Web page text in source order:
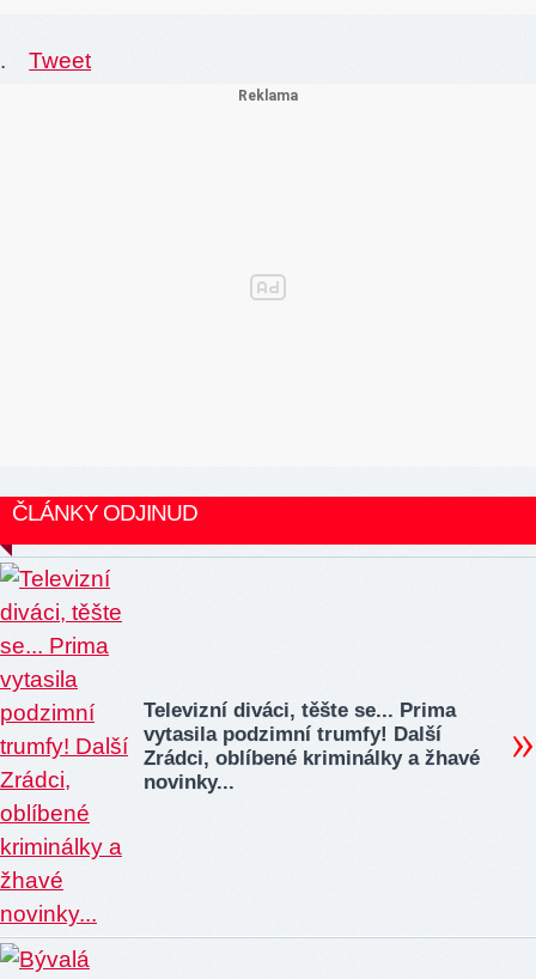
. Tweet
ČLÁNKY ODJINUD
Televizní diváci, těšte se... Prima
vytasila podzimní trumfy! Další
Zrádci, oblíbené kriminálky a žhavé
novinky...